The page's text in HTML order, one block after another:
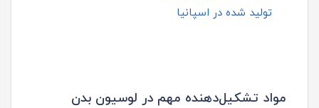
تولید شده در اسپانیا
مواد تشکیل‌دهنده مهم در لوسیون بدن